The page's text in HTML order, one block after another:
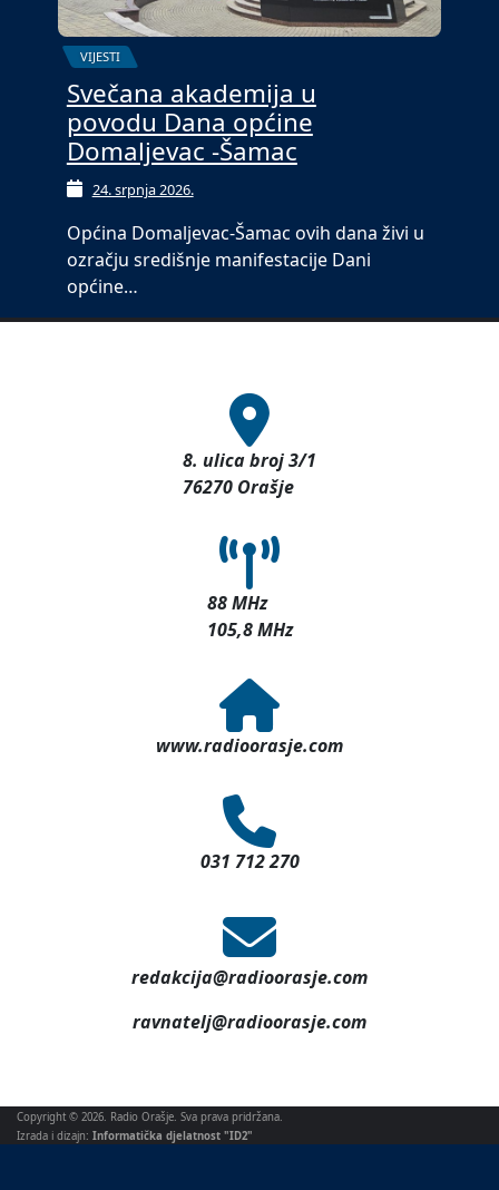
VIJESTI
Svečana akademija u
povodu Dana općine
Domaljevac -Šamac
24. srpnja 2026.
Općina Domaljevac-Šamac ovih dana živi u
ozračju središnje manifestacije Dani
općine…
8. ulica broj 3/1
76270 Orašje
88 MHz
105,8 MHz
www.radioorasje.com
031 712 270
redakcija@radioorasje.com
ravnatelj@radioorasje.com
Copyright © 2026. Radio Orašje. Sva prava pridržana.
Izrada i dizajn: Informatička djelatnost "ID2"